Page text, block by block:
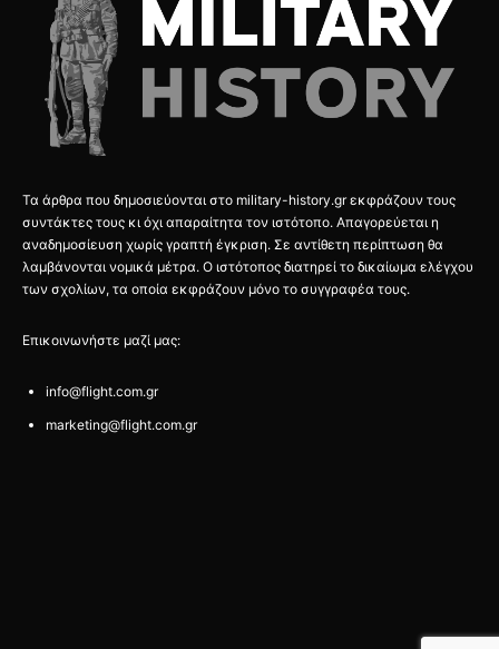
Τα άρθρα που δημοσιεύονται στο military-history.gr εκφράζουν τους
συντάκτες τους κι όχι απαραίτητα τον ιστότοπο. Απαγορεύεται η
αναδημοσίευση χωρίς γραπτή έγκριση. Σε αντίθετη περίπτωση θα
λαμβάνονται νομικά μέτρα. Ο ιστότοπος διατηρεί το δικαίωμα ελέγχου
των σχολίων, τα οποία εκφράζουν μόνο το συγγραφέα τους.
Επικοινωνήστε μαζί μας:
info@flight.com.gr
marketing@flight.com.gr